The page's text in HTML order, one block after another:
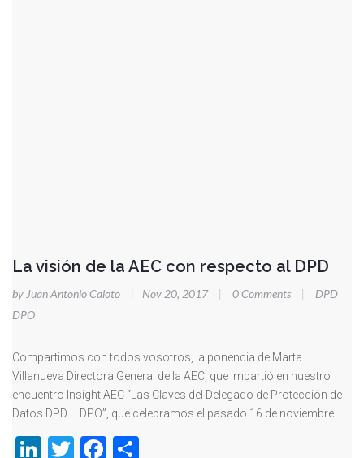
La visión de la AEC con respecto al DPD
by Juan Antonio Caloto | Nov 20, 2017 | 0 Comments |
DPD
DPO
Compartimos con todos vosotros, la ponencia de Marta
Villanueva Directora General de la AEC, que impartió en nuestro
encuentro Insight AEC “Las Claves del Delegado de Protección de
Datos DPD – DPO”, que celebramos el pasado 16 de noviembre.
LinkedIn
TwitterFacebook